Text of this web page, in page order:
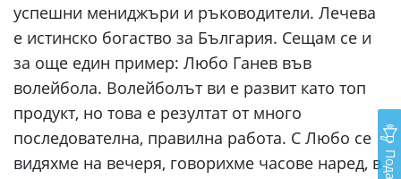
успешни мениджъри и ръководители. Лечева
е истинско богаство за България. Сещам се и
за още един пример: Любо Ганев във
волейбола. Волейболът ви е развит като топ
продукт, но това е резултат от много
последователна, правилна работа. С Любо се
видяхме на вечеря, говорихме часове наред, в